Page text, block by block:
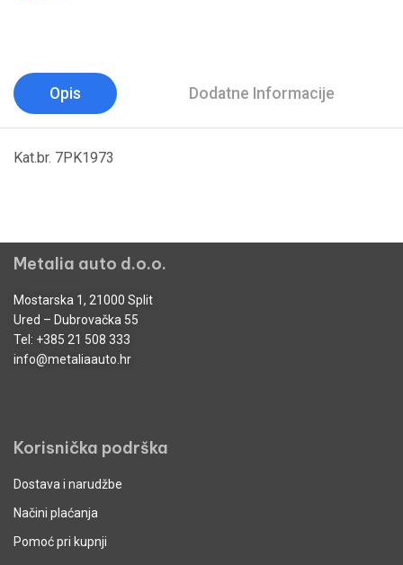
Opis Dodatne Informacije
Kat.br. 7PK1973
Metalia auto d.o.o.
Mostarska 1, 21000 Split
Ured – Dubrovačka 55
Tel: +385 21 508 333
info@metaliaauto.hr
Korisnička podrška
Dostava i narudžbe
Načini plaćanja
Pomoć pri kupnji